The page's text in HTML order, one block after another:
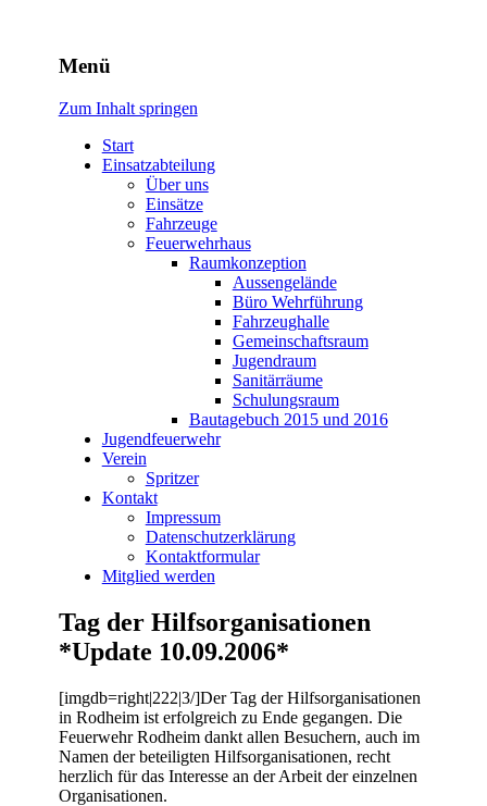
Freiwillige Feuerwehr
Rodheim v.d.H.
Menü
Zum Inhalt springen
Start
Einsatzabteilung
Über uns
Einsätze
Fahrzeuge
Feuerwehrhaus
Raumkonzeption
Aussengelände
Büro Wehrführung
Fahrzeughalle
Gemeinschaftsraum
Jugendraum
Sanitärräume
Schulungsraum
Bautagebuch 2015 und 2016
Jugendfeuerwehr
Verein
Spritzer
Kontakt
Impressum
Datenschutzerklärung
Kontaktformular
Mitglied werden
Tag der Hilfsorganisationen
*Update 10.09.2006*
[imgdb=right|222|3/]Der Tag der Hilfsorganisationen
in Rodheim ist erfolgreich zu Ende gegangen. Die
Feuerwehr Rodheim dankt allen Besuchern, auch im
Namen der beteiligten Hilfsorganisationen, recht
herzlich für das Interesse an der Arbeit der einzelnen
Organisationen.